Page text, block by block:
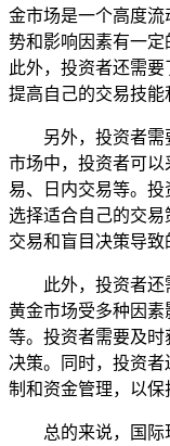
金市场是一个高度
势和影响因素有一定
此外，投资者还需
提高自己的交易技能
另外，投资者
市场中，投资者可
易、日内交易等。
选择适合自己的交
交易和盲目决策导致
此外，投资者
黄金市场受多种因
等。投资者需要及
决策。同时，投资
制和资金管理，以保
总的来说，国